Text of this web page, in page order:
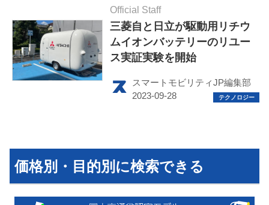
EV
電動バイク
電動キックボード
このメディアについて
Official Staff
三菱自と日立が駆動用リチウ
ムイオンバッテリーのリユー
ス実証実験を開始
スマートモビリティJP編集部
価格別・目的別に検索できる